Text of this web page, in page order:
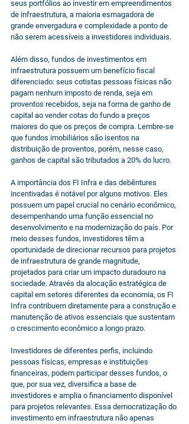
seus portfólios ao investir em empreendimentos
de infraestrutura, a maioria esmagadora de
grande envergadura e complexidade a ponto de
não serem acessíveis a investidores individuais.
Além disso, fundos de investimentos em
infraestrutura possuem um benefício fiscal
diferenciado: seus cotistas pessoas físicas não
pagam nenhum imposto de renda, seja em
proventos recebidos, seja na forma de ganho de
capital ao vender cotas do fundo a preços
maiores do que os preços de compra. Lembre-se
que fundos imobiliários são isentos na
distribuição de proventos, porém, nesse caso,
ganhos de capital são tributados a 20% do lucro.
A importância dos FI Infra e das debêntures
incentivadas é notável por alguns motivos. Eles
possuem um papel crucial no cenário econômico,
desempenhando uma função essencial no
desenvolvimento e na modernização do país. Por
meio desses fundos, investidores têm a
oportunidade de direcionar recursos para projetos
de infraestrutura de grande magnitude,
projetados para criar um impacto duradouro na
sociedade. Através da alocação estratégica de
capital em setores diferentes da economia, os FI
Infra contribuem diretamente para a construção e
manutenção de ativos essenciais que sustentam
o crescimento econômico a longo prazo.
Investidores de diferentes perfis, incluindo
pessoas físicas, empresas e instituições
financeiras, podem participar desses fundos, o
que, por sua vez, diversifica a base de
investidores e amplia o financiamento disponível
para projetos relevantes. Essa democratização do
investimento em infraestrutura não apenas